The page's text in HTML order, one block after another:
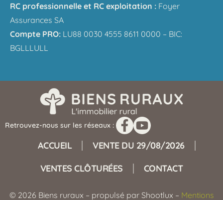
RC professionnelle et RC exploitation : Foyer
Assurances SA
Compte PRO: LU88 0030 4555 8611 0000 – BIC:
BGLLLULL
Retrouvez-nous sur les réseaux :
ACCUEIL
VENTE DU 29/08/2026
VENTES CLÔTURÉES
CONTACT
© 2026 Biens ruraux – propulsé par Shootlux – Mentions